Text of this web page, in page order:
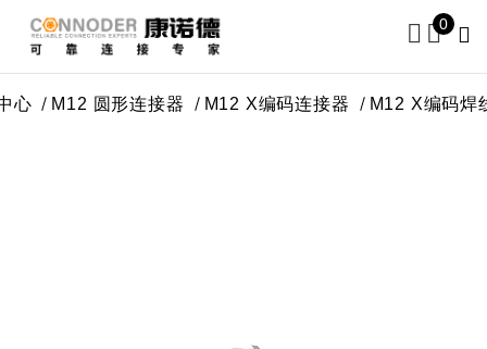
0
产品中心 M12 圆形连接器 M12 X编码连接器 M12 X